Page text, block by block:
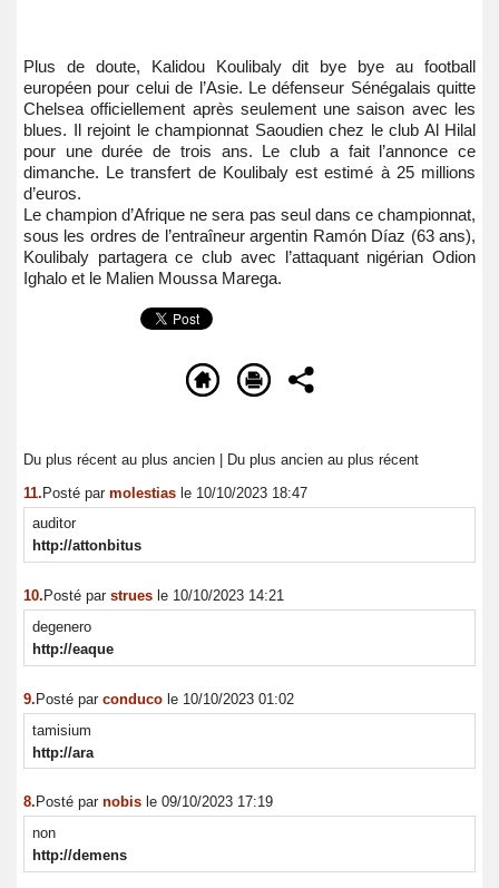
Plus de doute, Kalidou Koulibaly dit bye bye au football
européen pour celui de l’Asie. Le défenseur Sénégalais quitte
Chelsea officiellement après seulement une saison avec les
blues. Il rejoint le championnat Saoudien chez le club Al Hilal
pour une durée de trois ans. Le club a fait l’annonce ce
dimanche. Le transfert de Koulibaly est estimé à 25 millions
d’euros.
Le champion d’Afrique ne sera pas seul dans ce championnat,
sous les ordres de l’entraîneur argentin Ramón Díaz (63 ans),
Koulibaly partagera ce club avec l’attaquant nigérian Odion
Ighalo et le Malien Moussa Marega.
Du plus récent au plus ancien | Du plus ancien au plus récent
11.Posté par molestias le 10/10/2023 18:47
auditor
http://attonbitus
10. Posté par strues le 10/10/2023 14:21
degenero
http://eaque
9.Posté par conduco le 10/10/2023 01:02
tamisium
http://ara
8. Posté par nobis le 09/10/2023 17:19
non
http://demens